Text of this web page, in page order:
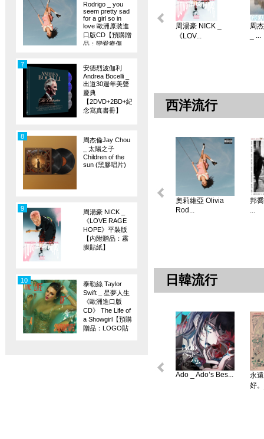
Rodrigo _ you
seem pretty sad
for a girl so in
love 歐洲原裝進
口版CD【預購贈
品：戀愛療傷
安德烈波伽利
Andrea Bocelli _
出道30週年美聲
慶典
【2DVD+2BD+紀
念寫真書冊】
7
周杰倫Jay Chou
_ 太陽之子
Children of the
sun (黑膠唱片)
8
周湯豪 NICK _
《LOVE RAGE
HOPE》平裝版
【內附贈品：霧
膜貼紙】
9
泰勒絲 Taylor
Swift _ 星夢人生
《歐洲進口版
CD》 The Life of
a Showgirl【預購
贈品：LOGO貼
10
周湯豪 NICK _
《LOV...
周
_ ...
西洋流行
奧莉維亞 Olivia
Rod...
邦
...
日韓流行
Ado _ Ado’s Bes...
永
好